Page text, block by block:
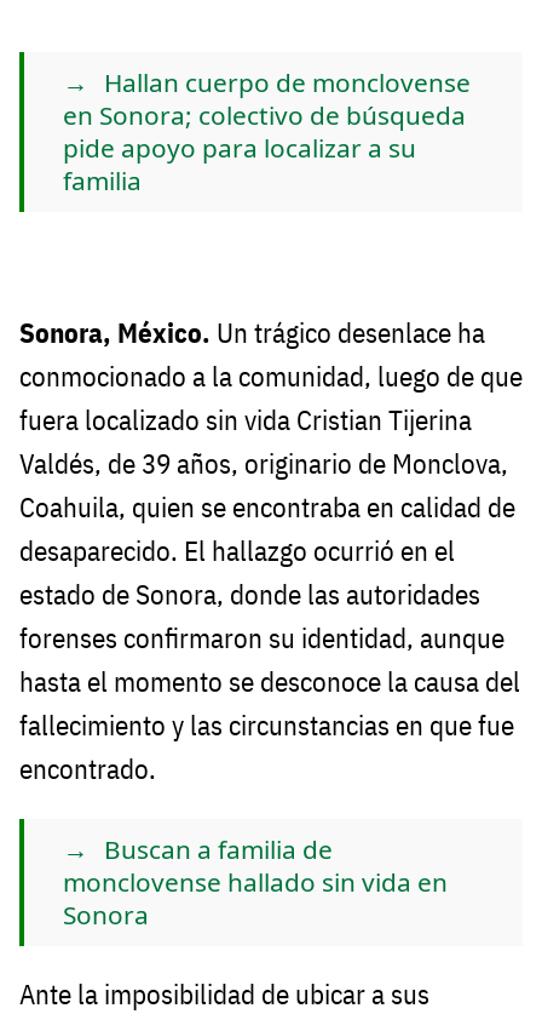
Hallan cuerpo de monclovense
en Sonora; colectivo de búsqueda
pide apoyo para localizar a su
familia
Sonora, México. Un trágico desenlace ha
conmocionado a la comunidad, luego de que
fuera localizado sin vida Cristian Tijerina
Valdés, de 39 años, originario de Monclova,
Coahuila, quien se encontraba en calidad de
desaparecido. El hallazgo ocurrió en el
estado de Sonora, donde las autoridades
forenses confirmaron su identidad, aunque
hasta el momento se desconoce la causa del
fallecimiento y las circunstancias en que fue
encontrado.
Buscan a familia de
monclovense hallado sin vida en
Sonora
Ante la imposibilidad de ubicar a sus